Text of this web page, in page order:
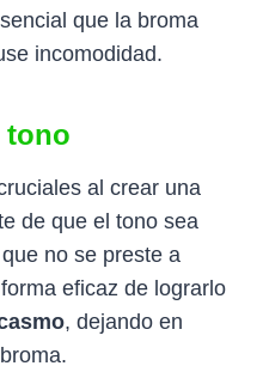
que la broma
incomodidad.
tono
al crear una
de que el tono sea
no se preste a
eficaz de lograrlo
, dejando en